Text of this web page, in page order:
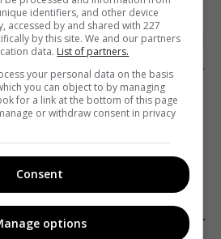
Наступна стаття
YOUTUBE ЗА ВІДЕО З
АКЦІЙ ПРОТЕСТУ
СВІТУ
identifiers, and other device
accessed by and shared with 227
by this site. We and our partners
data. List of partners.
your personal data on the basis
you can object to by managing
for a link at the bottom of this page
or withdraw consent in privacy
Consent
options